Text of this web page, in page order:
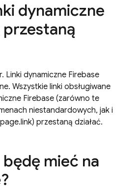
dynamiczne
przestaną
Linki dynamiczne Firebase
Wszystkie linki obsługiwane
Firebase (zarówno te
niestandardowych, jak i
przestaną działać.
będę mieć na